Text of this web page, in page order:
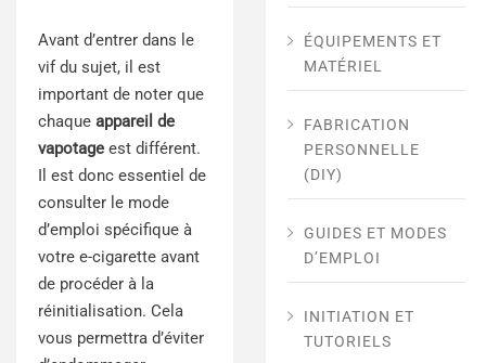
Avant d’entrer dans le
vif du sujet, il est
important de noter que
chaque appareil de
vapotage est différent.
Il est donc essentiel de
consulter le mode
d’emploi spécifique à
votre e-cigarette avant
de procéder à la
réinitialisation. Cela
vous permettra d’éviter
ÉQUIPEMENTS ET
MATÉRIEL
FABRICATION
PERSONNELLE
(DIY)
GUIDES ET MODES
D’EMPLOI
INITIATION ET
TUTORIELS